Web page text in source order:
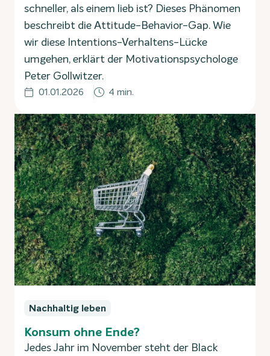
schneller, als einem lieb ist? Dieses Phänomen
beschreibt die Attitude-Behavior-Gap. Wie
wir diese Intentions-Verhaltens-Lücke
umgehen, erklärt der Motivationspsychologe
Peter Gollwitzer.
01.01.2026 4 min.
Nachhaltig leben
Konsum ohne Ende?
Jedes Jahr im November steht der Black